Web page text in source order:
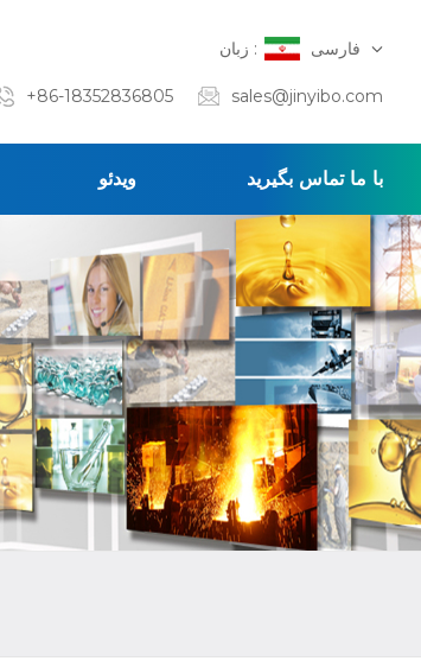
زبان : فارسی
+86-18352836805 sales@jinyibo.com
ویدئو با ما تماس بگیرید